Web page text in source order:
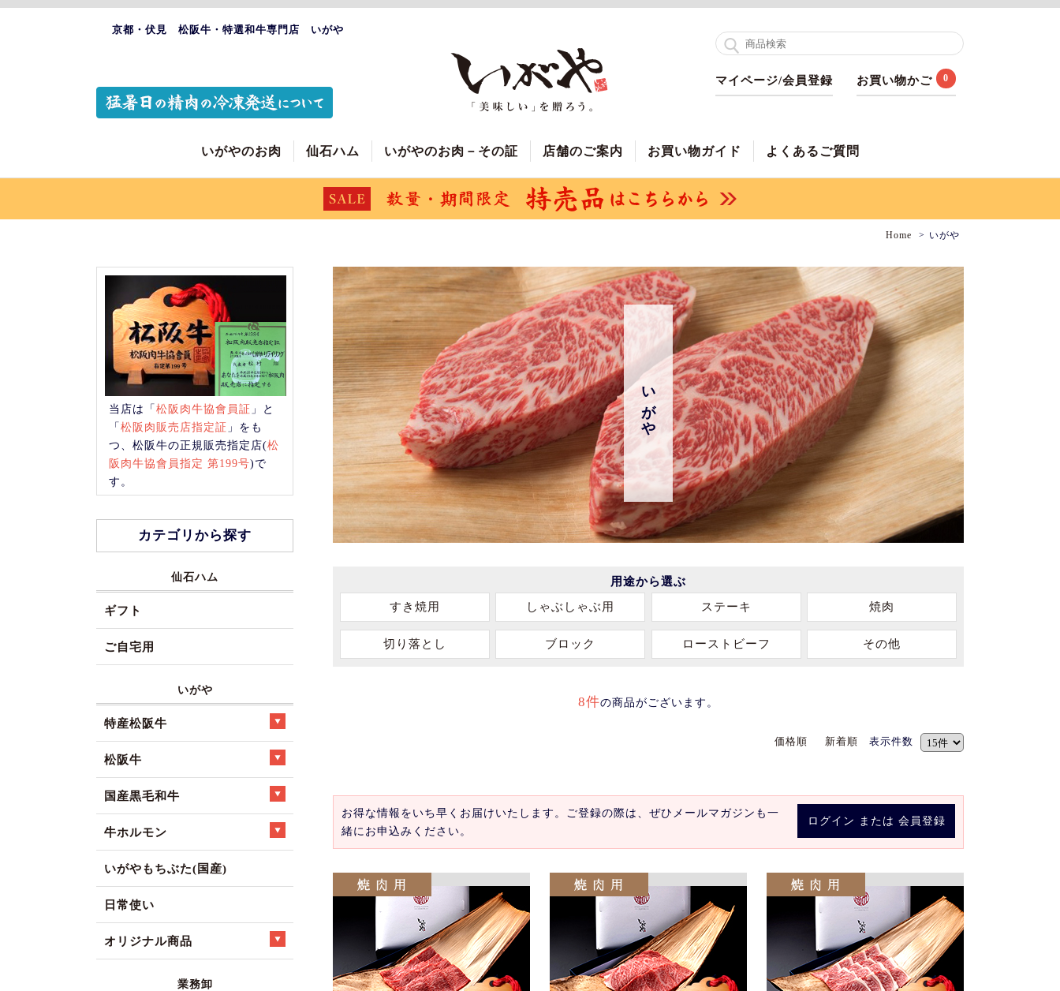
京都・伏見 松阪牛・特選和牛専門店 いがや
マイページ/会員登録 お買い物かご 0
いがやのお肉 仙石ハム いがやのお肉－その証 店舗のご案内 お買い物ガイド よくあるご質問
Home いがや
いがや
用途から選ぶ
すき焼用
しゃぶしゃぶ用 ステーキ 焼肉
切り落とし ブロック ローストビーフ その他
8件の商品がございます。
価格順 新着順 表示件数
ログイン または 会員登録
お得な情報をいち早くお届けいたします。ご登録の際は、ぜひメールマガジンも一
緒にお申込みください。
当店は「松阪肉牛協會員証 」と
「松阪肉販売店指定証 」をも
つ、松阪牛の正規販売指定店(松
阪肉牛協會員指定 第199号)で
す。
カテゴリから探す
仙石ハム
ギフト
ご自宅用
いがや
特産松阪牛
松阪牛
国産黒毛和牛
牛ホルモン
いがやもちぶた(国産)
日常使い
オリジナル商品
業務卸